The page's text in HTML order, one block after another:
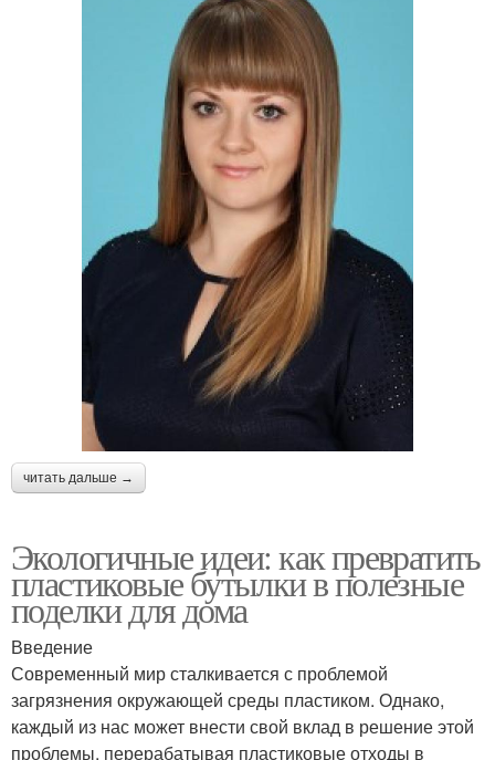
читать дальше →
Экологичные идеи: как превратить
пластиковые бутылки в полезные
поделки для дома
Введение
Современный мир сталкивается с проблемой
загрязнения окружающей среды пластиком. Однако,
каждый из нас может внести свой вклад в решение этой
проблемы, перерабатывая пластиковые отходы в